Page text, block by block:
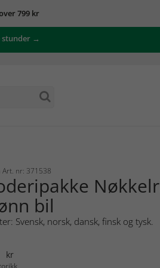
799 kr
stunder →
Art. nr: 371538
bil
Svensk, norsk, dansk, finsk og tysk.
kr